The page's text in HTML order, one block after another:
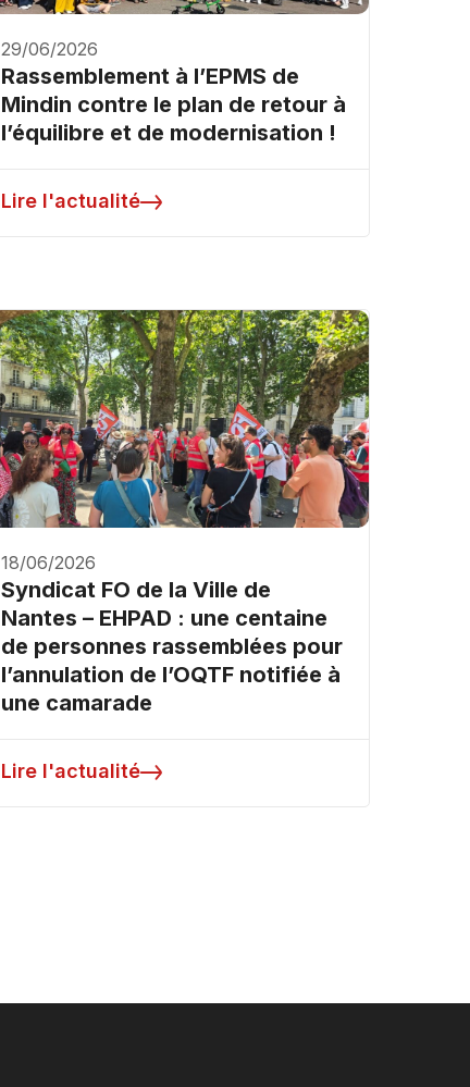
29/06/2026
Rassemblement à l’EPMS de
Mindin contre le plan de retour à
l’équilibre et de modernisation !
Lire l'actualité
18/06/2026
Syndicat FO de la Ville de
Nantes – EHPAD : une centaine
de personnes rassemblées pour
l’annulation de l’OQTF notifiée à
une camarade
Lire l'actualité